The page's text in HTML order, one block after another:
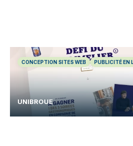
CONCEPTION SITES WEB PUBLICITÉ EN
UNIBROUE